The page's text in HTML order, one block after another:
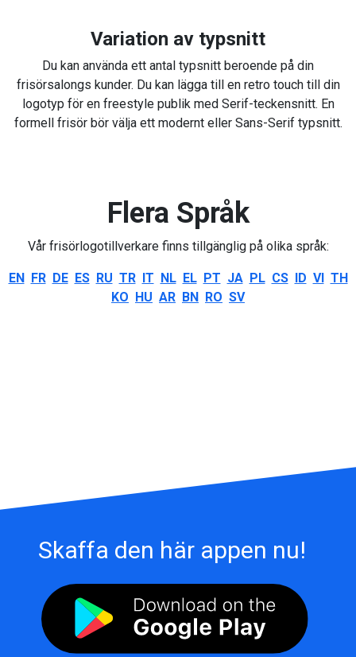
Variation av typsnitt
Du kan använda ett antal typsnitt beroende på din
frisörsalongs kunder. Du kan lägga till en retro touch till din
logotyp för en freestyle publik med Serif-teckensnitt. En
formell frisör bör välja ett modernt eller Sans-Serif typsnitt.
Flera Språk
Vår frisörlogotillverkare finns tillgänglig på olika språk:
EN FR DE ES RU TR IT NL EL PT JA PL CS ID VI TH
KO HU AR BN RO SV
Skaffa den här appen nu!